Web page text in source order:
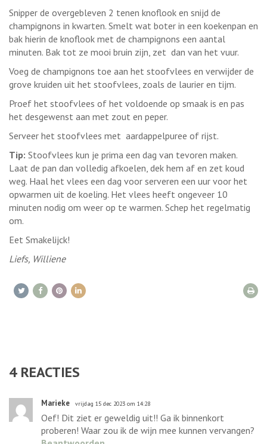
Snipper de overgebleven 2 tenen knoflook en snijd de
champignons in kwarten. Smelt wat boter in een koekenpan en
bak hierin de knoflook met de champignons een aantal
minuten. Bak tot ze mooi bruin zijn, zet dan van het vuur.
Voeg de champignons toe aan het stoofvlees en verwijder de
grove kruiden uit het stoofvlees, zoals de laurier en tijm.
Proef het stoofvlees of het voldoende op smaak is en pas
het desgewenst aan met zout en peper.
Serveer het stoofvlees met aardappelpuree of rijst.
Tip: Stoofvlees kun je prima een dag van tevoren maken.
Laat de pan dan volledig afkoelen, dek hem af en zet koud
weg. Haal het vlees een dag voor serveren een uur voor het
opwarmen uit de koeling. Het vlees heeft ongeveer 10
minuten nodig om weer op te warmen. Schep het regelmatig
om.
Eet Smakelijck!
Liefs, Williene
4 REACTIES
Marieke vrijdag 15 dec 2023 om 14:28
Oef! Dit ziet er geweldig uit!! Ga ik binnenkort
proberen! Waar zou ik de wijn mee kunnen vervangen?